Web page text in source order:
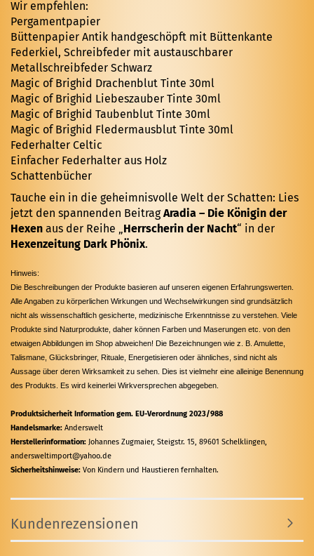
Wir empfehlen:
Pergamentpapier
Büttenpapier Antik handgeschöpft mit Büttenkante
Federkiel, Schreibfeder mit austauschbarer
Metallschreibfeder Schwarz
Magic of Brighid Drachenblut Tinte 30ml
Magic of Brighid Liebeszauber Tinte 30ml
Magic of Brighid Taubenblut Tinte 30ml
Magic of Brighid Fledermausblut Tinte 30ml
Federhalter Celtic
Einfacher Federhalter aus Holz
Schattenbücher
Tauche ein in die geheimnisvolle Welt der Schatten: Lies
jetzt den spannenden BeitragAradia – Die Königin der
Hexen aus der Reihe „Herrscherin der Nacht“ in der
Hexenzeitung Dark Phönix.
Hinweis:
Die Beschreibungen der Produkte basieren auf unseren eigenen Erfahrungswerten.
Alle Angaben zu körperlichen Wirkungen und Wechselwirkungen sind grundsätzlich
nicht als wissenschaftlich gesicherte, medizinische Erkenntnisse zu verstehen. Viele
Produkte sind Naturprodukte, daher können Farben und Maserungen etc. von den
etwaigen Abbildungen im Shop abweichen! Die Bezeichnungen wie z. B. Amulette,
Talismane, Glücksbringer, Rituale, Energetisieren oder ähnliches, sind nicht als
Aussage über deren Wirksamkeit zu sehen. Dies ist vielmehr eine alleinige Benennung
des Produkts. Es wird keinerlei Wirkversprechen abgegeben.
Produktsicherheit Information gem. EU-Verordnung 2023/988
Handelsmarke: Anderswelt
Herstellerinformation: Johannes Zugmaier, Steigstr. 15, 89601 Schelklingen,
andersweltimport@yahoo.de
Sicherheitshinweise: Von Kindern und Haustieren fernhalten.
Kundenrezensionen